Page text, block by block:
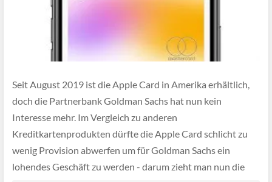
Seit August 2019 ist die Apple Card in Amerika erhältlich,
doch die Partnerbank Goldman Sachs hat nun kein
Interesse mehr. Im Vergleich zu anderen
Kreditkartenprodukten dürfte die Apple Card schlicht zu
wenig Provision abwerfen um für Goldman Sachs ein
lohendes Geschäft zu werden - darum zieht man nun die